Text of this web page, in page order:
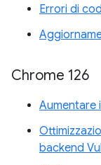
Errori di
Chrome 126
Aumentare
backend